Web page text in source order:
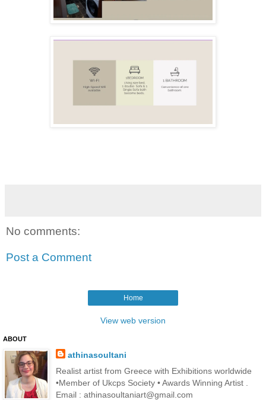
No comments:
Post a Comment
Home
View web version
ABOUT
athinasoultani
Realist artist from Greece with Exhibitions worldwide
•Member of Ukcps Society • Awards Winning Artist .
Email : athinasoultaniart@gmail.com